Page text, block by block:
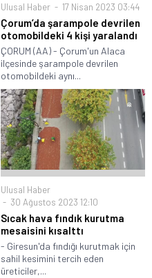
Ulusal Haber 17 Nisan 2023 03:44
Çorum’da şarampole devrilen
otomobildeki 4 kişi yaralandı
ÇORUM (AA) - Çorum'un Alaca
ilçesinde şarampole devrilen
otomobildeki aynı...
Ulusal Haber
30 Ağustos 2023 12:10
Sıcak hava fındık kurutma
mesaisini kısalttı
- Giresun'da fındığı kurutmak için
sahil kesimini tercih eden
üreticiler,...